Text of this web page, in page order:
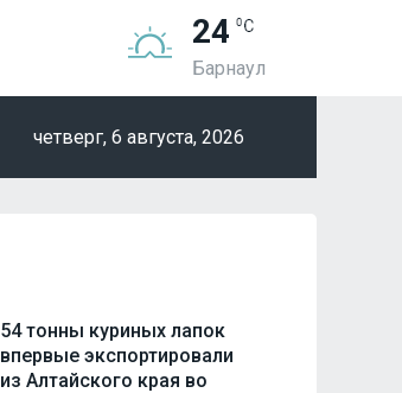
24
Барнаул
четверг, 6 августа, 2026
54 тонны куриных лапок
впервые экспортировали
из Алтайского края во